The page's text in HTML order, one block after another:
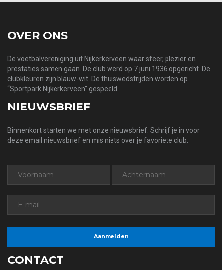
OVER ONS
De voetbalvereniging uit Nijkerkerveen waar sfeer, plezier en
prestaties samen gaan. De club werd op 7 juni 1936 opgericht. De
clubkleuren zijn blauw-wit. De thuiswedstrijden worden op
“Sportpark Nijkerkerveen” gespeeld.
NIEUWSBRIEF
Binnenkort starten we met onze nieuwsbrief. Schrijf je in voor
deze email nieuwsbrief en mis niets over je favoriete club.
CONTACT